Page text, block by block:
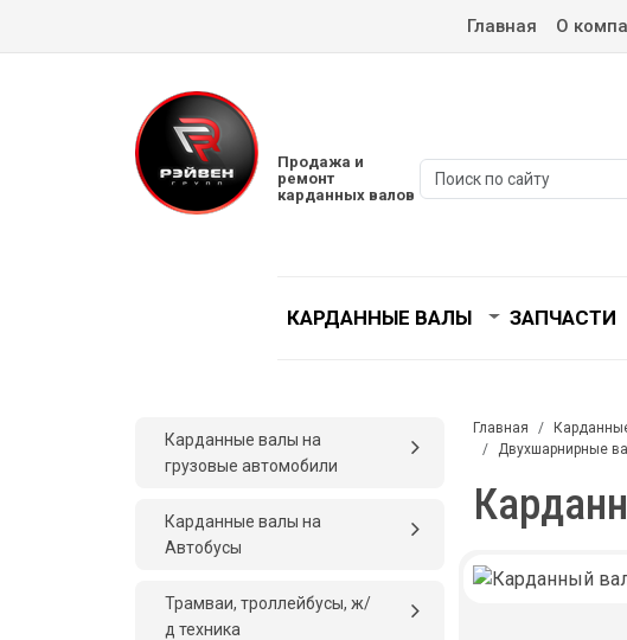
Главная О
Продажа и
ремонт
карданных валов
КАРДАННЫЕ ВАЛЫ ЗАПЧАСТИ
Карданные валы на
грузовые автомобили
Карданные валы на
Автобусы
Трамваи, троллейбусы, ж/
д техника
Главная
Двухшарнирные